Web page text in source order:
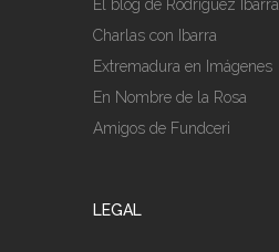
El blog de Rodríguez Ibarra
Charlas con Ibarra
Extremadura en Imágenes
En Nombre de la Rosa
Amigos de Fundceri
LEGAL